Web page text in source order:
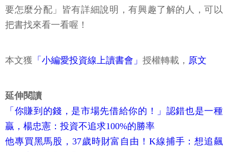
要怎麼分配」皆有詳細說明，有興趣了解的人，可以
把書找來看一看喔！
本文獲 「小編愛投資線上讀書會」 授權轉載， 原文
延伸閱讀
「你賺到的錢，是市場先借給你的！」認錯也是一種
贏，楊忠憲：投資不追求100%的勝率
他專買黑馬股，37歲時財富自由！K線捕手：想追飆